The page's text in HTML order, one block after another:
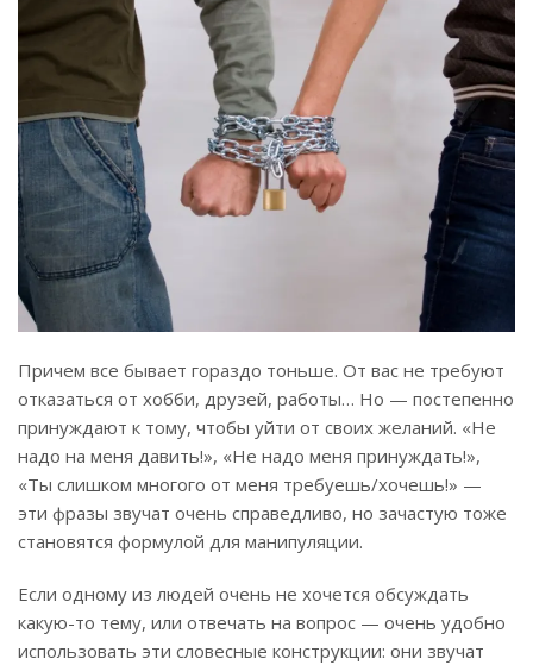
Причем все бывает гораздо тоньше. От вас не требуют
отказаться от хобби, друзей, работы… Но — постепенно
принуждают к тому, чтобы уйти от своих желаний. «Не
надо на меня давить!», «Не надо меня принуждать!»,
«Ты слишком многого от меня требуешь/хочешь!» —
эти фразы звучат очень справедливо, но зачастую тоже
становятся формулой для манипуляции.
Если одному из людей очень не хочется обсуждать
какую-то тему, или отвечать на вопрос — очень удобно
использовать эти словесные конструкции: они звучат